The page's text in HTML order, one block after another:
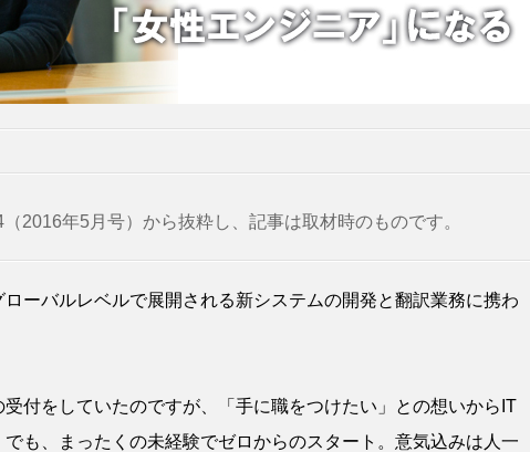
2016年5月号）から抜粋し、記事は取材時のものです。
ーバルレベルで展開される新システムの開発と翻訳業務に携わ
付をしていたのですが、「手に職をつけたい」との想いからIT
も、まったくの未経験でゼロからのスタート。意気込みは人一